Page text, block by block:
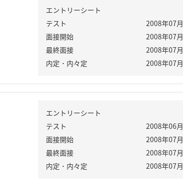
エントリーシート
テスト
2008年07月
面接開始
2008年07月
最終面接
2008年07月
内定・内々定
2008年07月
エントリーシート
テスト
2008年06月
面接開始
2008年07月
最終面接
2008年07月
内定・内々定
2008年07月